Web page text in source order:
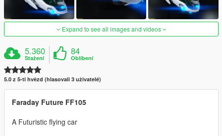
Expand to see all images and videos
5.360
Stažení
84
Oblíbení
5.0 z 5-ti hvězd (hlasovali 3 uživatelé)
Faraday Future FF105
A Futuristic flying car